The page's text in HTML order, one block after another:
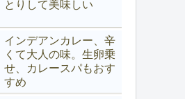
とりして美味しい
インデアンカレー、辛
くて大人の味。生卵乗
せ、カレースパもおす
すめ